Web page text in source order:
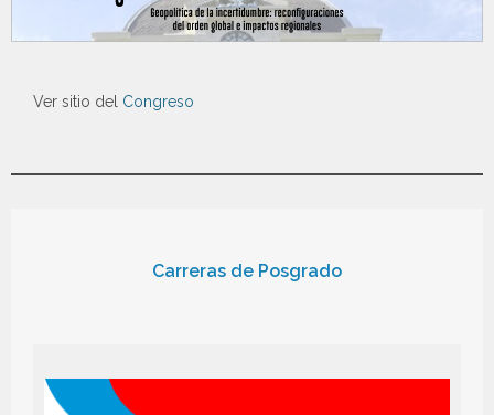
Ver sitio del Congreso
Carreras de Posgrado